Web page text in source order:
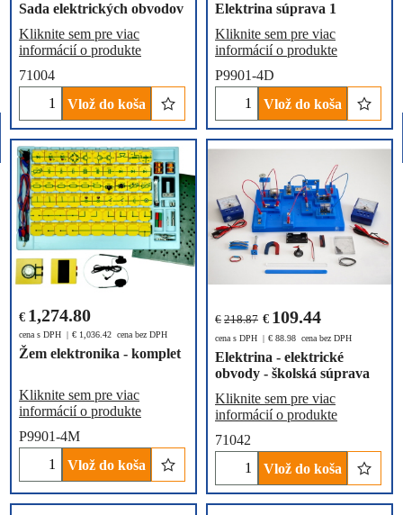
Sada elektrických obvodov
Kliknite sem pre viac
informácií o produkte
71004
Vlož do koša
Elektrina súprava 1
Kliknite sem pre viac
informácií o produkte
P9901-4D
Vlož do koša
€ 1,274.80
cena s DPH € 1,036.42 cena bez DPH
Žem elektronika - komplet
Kliknite sem pre viac
informácií o produkte
P9901-4M
Vlož do koša
€ 218.87 € 109.44
cena s DPH € 88.98 cena bez DPH
Elektrina - elektrické
obvody - školská súprava
Kliknite sem pre viac
informácií o produkte
71042
Vlož do koša